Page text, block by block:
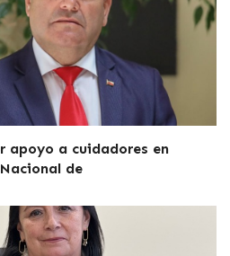
apoyo a cuidadores en
de